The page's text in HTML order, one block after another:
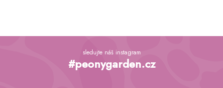
Z
sledujte náš instagram
#peonygarden.cz